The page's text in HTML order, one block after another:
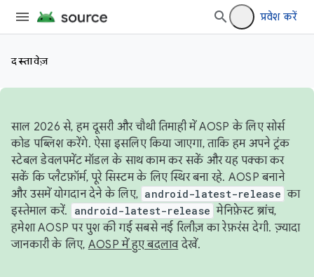
प्रवेश करें
दस्तावेज़
साल 2026 से, हम दूसरी और चौथी तिमाही में AOSP के लिए सोर्स
कोड पब्लिश करेंगे. ऐसा इसलिए किया जाएगा, ताकि हम अपने ट्रंक
स्टेबल डेवलपमेंट मॉडल के साथ काम कर सकें और यह पक्का कर
सकें कि प्लैटफ़ॉर्म, पूरे सिस्टम के लिए स्थिर बना रहे. AOSP बनाने
और उसमें योगदान देने के लिए, android-latest-release का
इस्तेमाल करें.
android-latest-release मेनिफ़ेस्ट ब्रांच,
हमेशा AOSP पर पुश की गई सबसे नई रिलीज़ का रेफ़रंस देगी. ज़्यादा
जानकारी के लिए, AOSP में हुए बदलावदेखें.